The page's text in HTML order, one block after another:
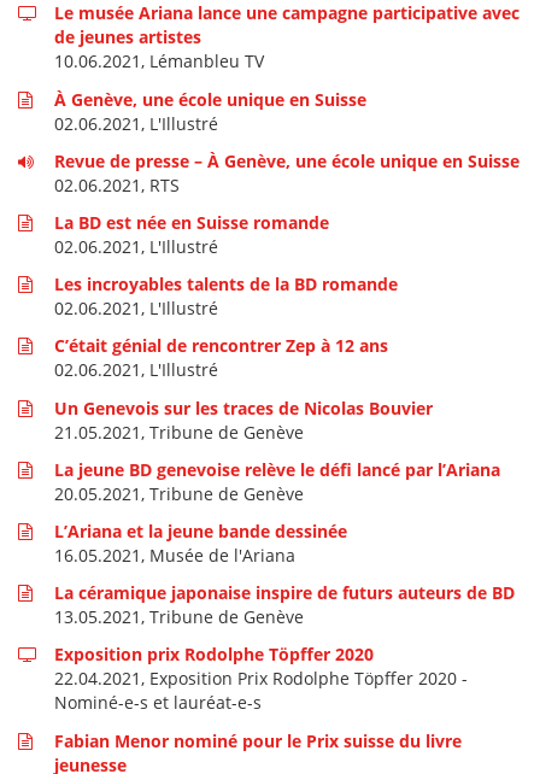
Le musée Ariana lance une campagne participative avec
de jeunes artistes
10.06.2021, Lémanbleu TV
À Genève, une école unique en Suisse
02.06.2021, L'Illustré
Revue de presse – À Genève, une école unique en Suisse
02.06.2021, RTS
La BD est née en Suisse romande
02.06.2021, L'Illustré
Les incroyables talents de la BD romande
02.06.2021, L'Illustré
C’était génial de rencontrer Zep à 12 ans
02.06.2021, L'Illustré
Un Genevois sur les traces de Nicolas Bouvier
21.05.2021, Tribune de Genève
La jeune BD genevoise relève le défi lancé par l’Ariana
20.05.2021, Tribune de Genève
L’Ariana et la jeune bande dessinée
16.05.2021, Musée de l'Ariana
La céramique japonaise inspire de futurs auteurs de BD
13.05.2021, Tribune de Genève
Exposition prix Rodolphe Töpffer 2020
22.04.2021, Exposition Prix Rodolphe Töpffer 2020 -
Nominé-e-s et lauréat-e-s
Fabian Menor nominé pour le Prix suisse du livre
jeunesse